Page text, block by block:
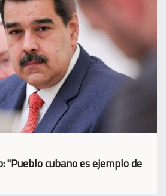
"Pueblo cubano es ejemplo de